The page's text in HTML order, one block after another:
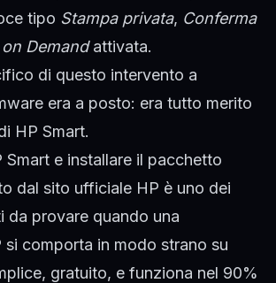
tipo Stampa privata, Conferma
Demandattivata.
di questo intervento a
era a posto: era tutto merito
HP Smart.
Smart e installare il pacchetto
dal sito ufficiale HP è uno dei
da provare quando una
si comporta in modo strano su
gratuito, e funziona nel 90%